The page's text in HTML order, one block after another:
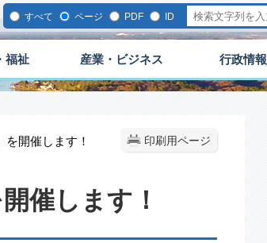
すべて ページ PDF ID
福祉 産業・ビジネス 行政情報
印刷用ページ
開催します！
催します！